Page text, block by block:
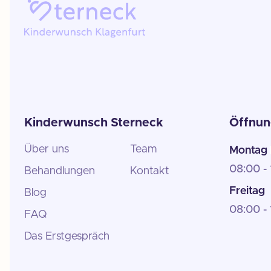
Kinderwunsch Sterneck
Über uns
Behandlungen
Blog
FAQ
Das Erstgespräch
Team
Kontakt
Montag
08:00 -
Freitag
08:00 -